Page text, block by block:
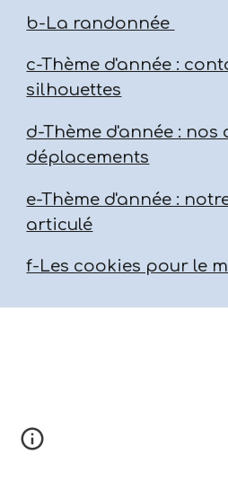
b-La randonnée
c-Thème d'année :
silhouettes
d-Thème d'année : nos
déplacements
e-Thème d'année :
articulé
f-Les cookies pour le